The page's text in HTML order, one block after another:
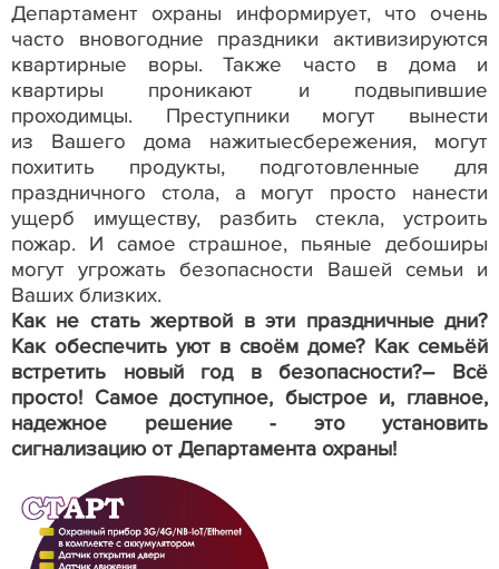
Департамент охраны информирует, что очень
часто вновогодние праздники активизируются
квартирные воры. Также часто в дома и
квартиры проникают и подвыпившие
проходимцы. Преступники могут вынести
из Вашего дома нажитыесбережения, могут
похитить продукты, подготовленные для
праздничного стола, а могут просто нанести
ущерб имуществу, разбить стекла, устроить
пожар. И самое страшное, пьяные дебоширы
могут угрожать безопасности Вашей семьи и
Ваших близких.
Как не стать жертвой в эти праздничные дни?
Как обеспечить уют в своём доме? Как семьёй
встретить новый год в безопасности?– Всё
просто! Самое доступное, быстрое и, главное,
надежное решение - это установить
сигнализацию от Департамента охраны!